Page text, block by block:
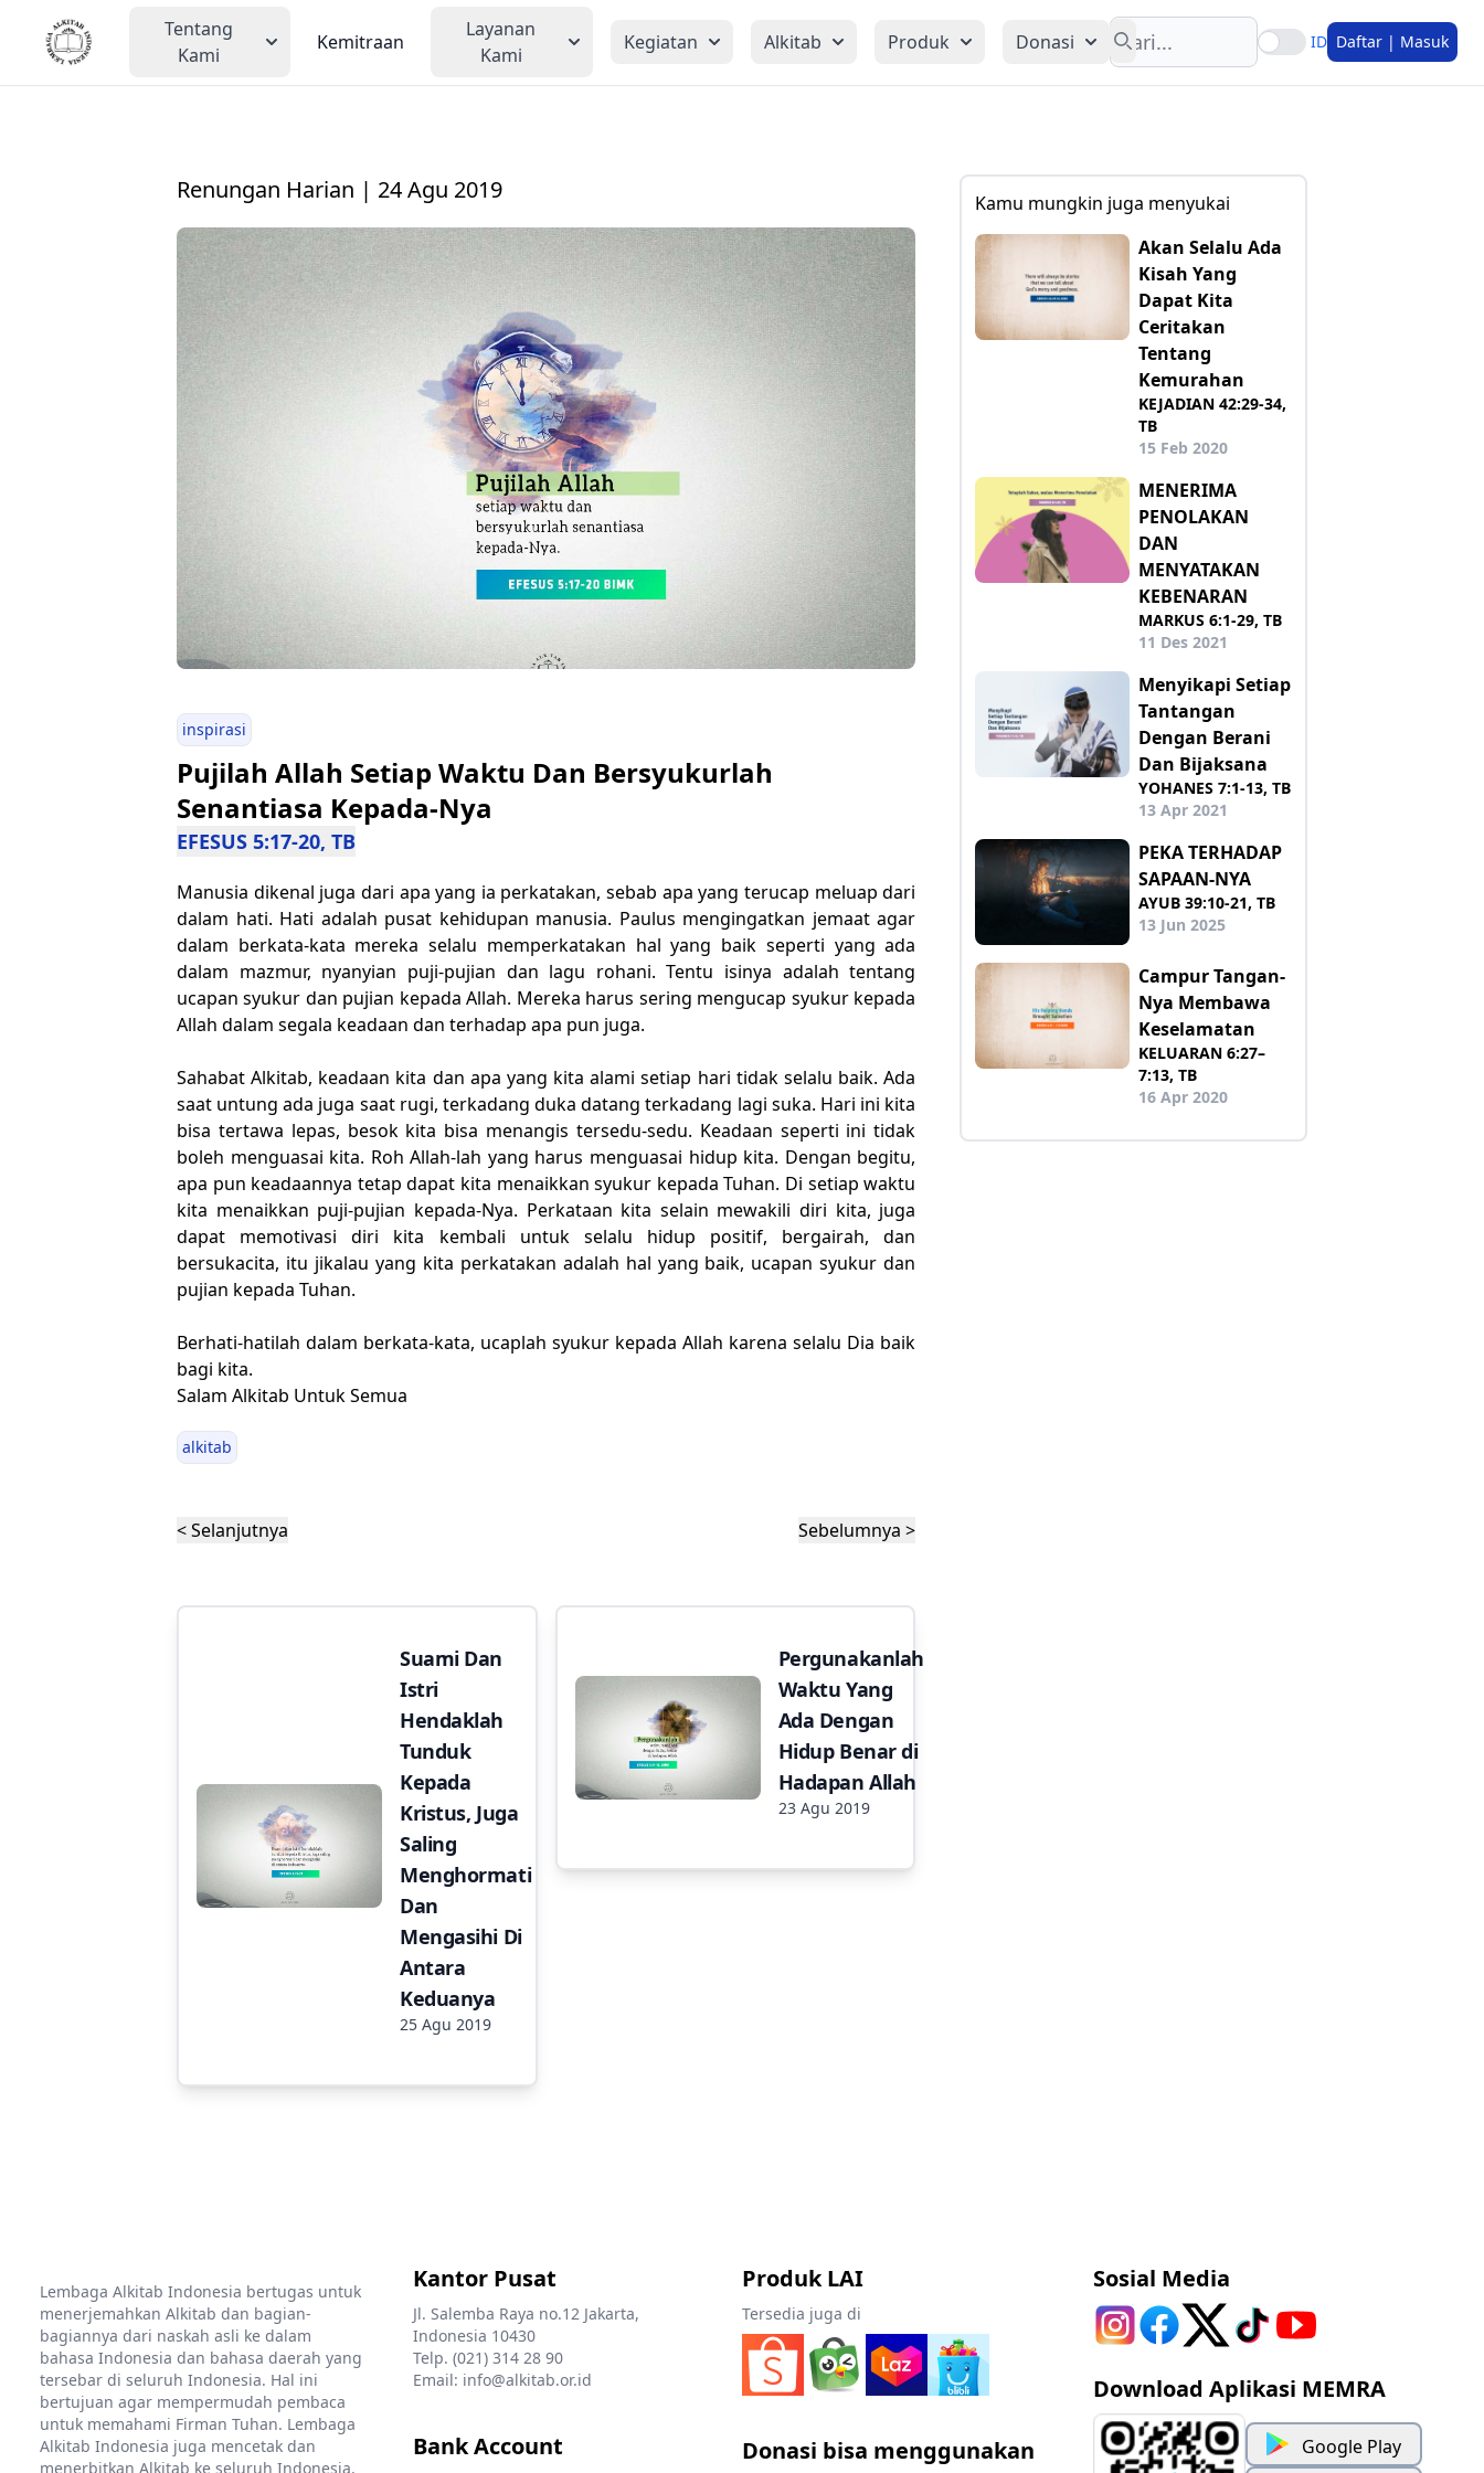
Tentang
Kami
Kemitraan
Layanan
Kami
Kegiatan Alkitab Produk Donasi
Search
ID Daftar | Masuk
Renungan Harian | 24 Agu 2019
inspirasi
Pujilah Allah Setiap Waktu Dan Bersyukurlah
Senantiasa Kepada-Nya
EFESUS 5:17-20, TB
Manusia dikenal juga dari apa yang ia perkatakan, sebab apa yang terucap meluap dari
dalam hati. Hati adalah pusat kehidupan manusia. Paulus mengingatkan jemaat agar
dalam berkata-kata mereka selalu memperkatakan hal yang baik seperti yang ada
dalam mazmur, nyanyian puji-pujian dan lagu rohani. Tentu isinya adalah tentang
ucapan syukur dan pujian kepada Allah. Mereka harus sering mengucap syukur kepada
Allah dalam segala keadaan dan terhadap apa pun juga.
Sahabat Alkitab, keadaan kita dan apa yang kita alami setiap hari tidak selalu baik. Ada
saat untung ada juga saat rugi, terkadang duka datang terkadang lagi suka. Hari ini kita
bisa tertawa lepas, besok kita bisa menangis tersedu-sedu. Keadaan seperti ini tidak
boleh menguasai kita. Roh Allah-lah yang harus menguasai hidup kita. Dengan begitu,
apa pun keadaannya tetap dapat kita menaikkan syukur kepada Tuhan. Di setiap waktu
kita menaikkan puji-pujian kepada-Nya. Perkataan kita selain mewakili diri kita, juga
dapat memotivasi diri kita kembali untuk selalu hidup positif, bergairah, dan
bersukacita, itu jikalau yang kita perkatakan adalah hal yang baik, ucapan syukur dan
pujian kepada Tuhan.
Berhati-hatilah dalam berkata-kata, ucaplah syukur kepada Allah karena selalu Dia baik
bagi kita.
Salam Alkitab Untuk Semua
alkitab
< Selanjutnya Sebelumnya >
Suami Dan
Istri
Hendaklah
Tunduk
Kepada
Kristus, Juga
Saling
Menghormati
Dan
Mengasihi Di
Antara
Keduanya
25 Agu 2019
Pergunakanlah
Waktu Yang
Ada Dengan
Hidup Benar di
Hadapan Allah
23 Agu 2019
Kamu mungkin juga menyukai
Akan Selalu Ada
Kisah Yang
Dapat Kita
Ceritakan
Tentang
Kemurahan
KEJADIAN 42:29-34,
TB
15 Feb 2020
MENERIMA
PENOLAKAN
DAN
MENYATAKAN
KEBENARAN
MARKUS 6:1-29, TB
11 Des 2021
Menyikapi Setiap
Tantangan
Dengan Berani
Dan Bijaksana
YOHANES 7:1-13, TB
13 Apr 2021
PEKA TERHADAP
SAPAAN-NYA
AYUB 39:10-21, TB
13 Jun 2025
Campur Tangan-
Nya Membawa
Keselamatan
KELUARAN 6:27–
7:13, TB
16 Apr 2020
Lembaga Alkitab Indonesia bertugas untuk
menerjemahkan Alkitab dan bagian-
bagiannya dari naskah asli ke dalam
bahasa Indonesia dan bahasa daerah yang
tersebar di seluruh Indonesia. Hal ini
bertujuan agar mempermudah pembaca
untuk memahami Firman Tuhan. Lembaga
Alkitab Indonesia juga mencetak dan
menerbitkan Alkitab ke seluruh Indonesia.
Kantor Pusat
Jl. Salemba Raya no.12 Jakarta,
Indonesia 10430
Telp. (021) 314 28 90
Email: info@alkitab.or.id
Bank Account
Produk LAI
Tersedia juga di
Donasi bisa menggunakan
Sosial Media
Download Aplikasi MEMRA
Google Play